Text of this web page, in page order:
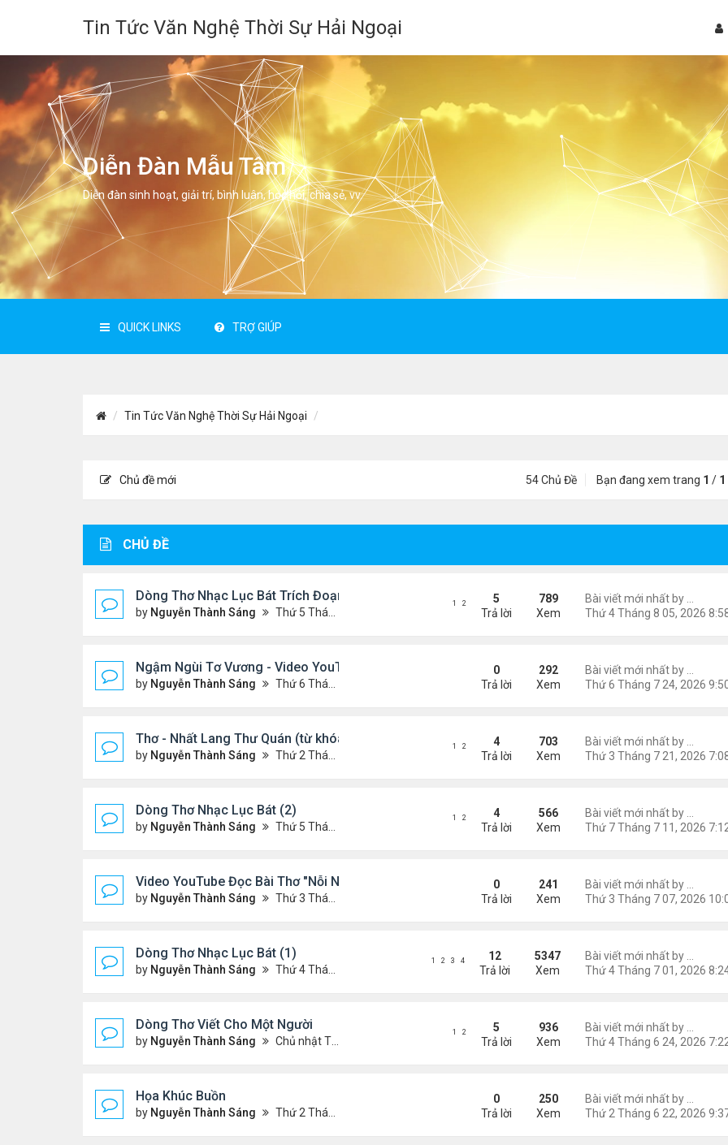
Tin Tức Văn Nghệ Thời Sự Hải Ngoại
Diễn Đàn Mẫu Tâm
Diễn đàn sinh hoạt, giải trí, bình luân, học hỏi, chia sẻ, vv.
QUICK LINKS TRỢ GIÚP
Tin Tức Văn Nghệ Thời Sự Hải Ngoại
Chủ đề mới 54 Chủ Đề Bạn đang xem trang 1 / 1
CHỦ ĐỀ
Dòng Thơ Nhạc Lục Bát Trích Đoạn - Gõ Google: nhat lang thu quan
by Nguyễn Thành Sáng Thứ 5 Tháng 7 23, 2026 8:01 pm
5
Trả lời
789
Xem
1 2
Ngậm Ngùi Tơ Vương - Video YouTube ngâm bài thơ.
by Nguyễn Thành Sáng Thứ 6 Tháng 7 24, 2026 9:50 pm
0
Trả lời
292
Xem
Thơ - Nhất Lang Thư Quán (từ khóa Google)
by Nguyễn Thành Sáng Thứ 2 Tháng 7 13, 2026 7:17 pm
4
Trả lời
703
Xem
1 2
Dòng Thơ Nhạc Lục Bát (2)
by Nguyễn Thành Sáng Thứ 5 Tháng 7 02, 2026 8:51 pm
4
Trả lời
566
Xem
1 2
Video YouTube Đọc Bài Thơ "Nỗi Niềm Bên Sương Lạnh"
by Nguyễn Thành Sáng Thứ 3 Tháng 7 07, 2026 10:06 pm
0
Trả lời
241
Xem
Dòng Thơ Nhạc Lục Bát (1)
by Nguyễn Thành Sáng Thứ 4 Tháng 4 15, 2026 2:27 am
12
Trả lời
5347
Xem
1 2 3 4
Dòng Thơ Viết Cho Một Người
by Nguyễn Thành Sáng Chủ nhật Tháng 6 07, 2026 8:36 pm
5
Trả lời
936
Xem
1 2
Họa Khúc Buồn
by Nguyễn Thành Sáng Thứ 2 Tháng 6 22, 2026 9:37 pm
0
Trả lời
250
Xem